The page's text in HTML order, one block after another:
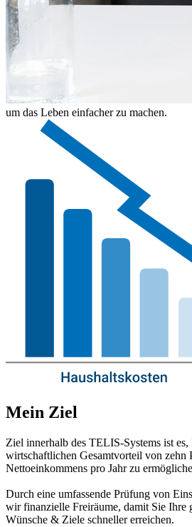
um das Leben einfacher zu machen.
Mein Ziel
Ziel innerhalb des TELIS-Systems ist es,
wirtschaftlichen Gesamtvorteil von zehn
Nettoeinkommens pro Jahr zu
Durch eine umfassende Prüfung von
wir finanzielle Freiräume, damit Sie Ihre
Wünsche & Ziele schneller erreichen.